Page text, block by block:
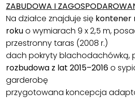
ZABUDOWA I
Na działce znajduje się kontener
rokuo wymiarach 9 x 2,5 m,
przestronny taras (2008 r.)
dach pokryty blachodachówką,
rozbudowa z lat 2015–2016o
garderobę
przygotowana koncepcja